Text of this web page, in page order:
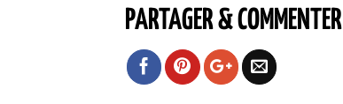
PARTAGER & COMMENTER